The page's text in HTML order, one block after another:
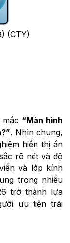
(CTY)
“Màn hình
. Nhìn chung,
hiển thị ấn
rõ nét và độ
và lớp kính
trong nhiều
trở thành lựa
ưu tiên trải